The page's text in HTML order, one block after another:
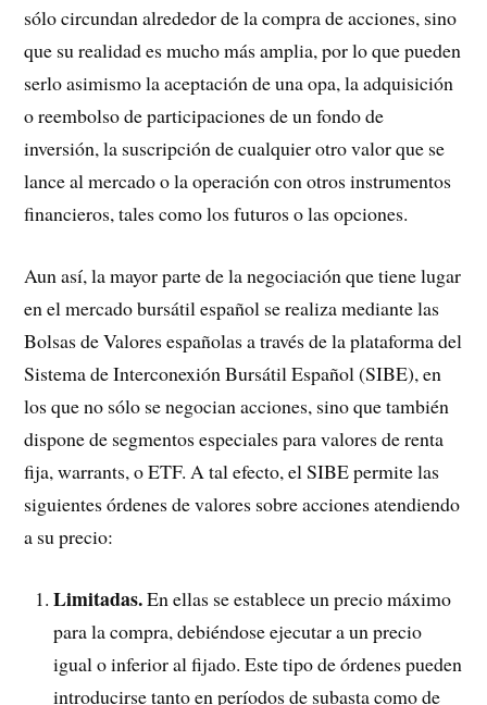
sólo circundan alrededor de la compra de acciones, sino
que su realidad es mucho más amplia, por lo que pueden
serlo asimismo la aceptación de una opa, la adquisición
o reembolso de participaciones de un fondo de
inversión, la suscripción de cualquier otro valor que se
lance al mercado o la operación con otros instrumentos
financieros, tales como los futuros o las opciones.
Aun así, la mayor parte de la negociación que tiene lugar
en el mercado bursátil español se realiza mediante las
Bolsas de Valores españolas a través de la plataforma del
Sistema de Interconexión Bursátil Español (SIBE), en
los que no sólo se negocian acciones, sino que también
dispone de segmentos especiales para valores de renta
fija, warrants, o ETF. A tal efecto, el SIBE permite las
siguientes órdenes de valores sobre acciones atendiendo
a su precio:
Limitadas.En ellas se establece un precio máximo
para la compra, debiéndose ejecutar a un precio
igual o inferior al fijado. Este tipo de órdenes pueden
introducirse tanto en períodos de subasta como de